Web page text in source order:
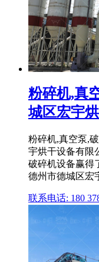
粉碎机,真
城区宏宇
粉碎机,真空泵,
宇烘干设备有限
破碎机设备赢得
德州市德城区宏
联系电话: 180